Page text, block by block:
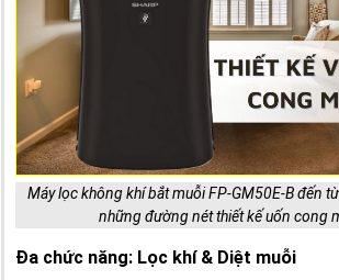
Máy lọc không khí bắt muỗi FP-GM50E-B đến
những đường nét thiết kế uốn cong
Đa chức năng: Lọc khí & Diệt muỗi